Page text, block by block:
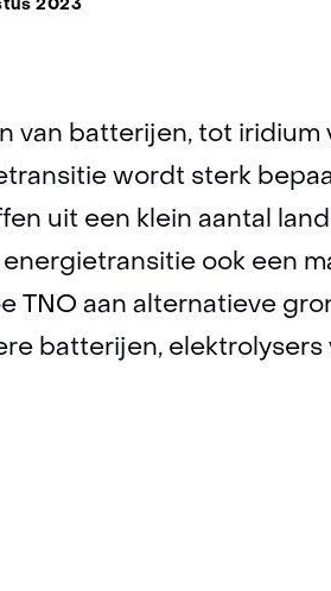
2023
van batterijen, tot iridium
wordt sterk
uit een klein aantal
ook een
TNO aan alternatieve
batterijen, elektrolysers